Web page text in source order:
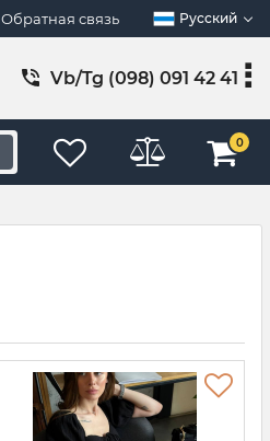
Обратная связь Русский
Vb/Tg (098) 091 42 41
0